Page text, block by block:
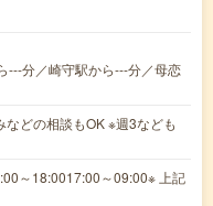
---分／崎守駅から---分／母恋
どの相談もOK ※週3なども
～18:0017:00～09:00※ 上記